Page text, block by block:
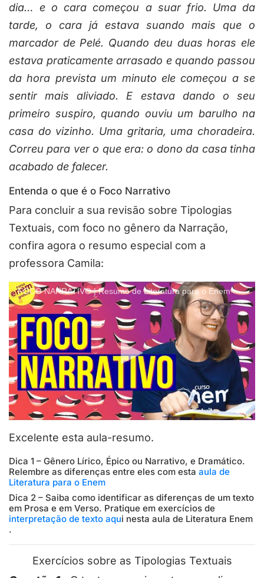
dia… e o cara começou a suar frio. Uma da
tarde, o cara já estava suando mais que o
marcador de Pelé. Quando deu duas horas ele
estava praticamente arrasado e quando passou
da hora prevista um minuto ele começou a se
sentir mais aliviado. E estava dando o seu
primeiro suspiro, quando ouviu um barulho na
casa do vizinho. Uma gritaria, uma choradeira.
Correu para ver o que era: o dono da casa tinha
acabado de falecer.
Entenda o que é o Foco Narrativo
Para concluir a sua revisão sobre Tipologias
Textuais, com foco no gênero da Narração,
confira agora o resumo especial com a
professora Camila:
FOCO NARRATIVO | Resumo de Literatura para o Enem
Excelente esta aula-resumo.
Dica 1 – Gênero Lírico, Épico ou Narrativo, e Dramático.
Relembre as diferenças entre eles com esta aula de
Literatura para o Enem
Dica 2 – Saiba como identificar as diferenças de um texto
em Prosa e em Verso. Pratique em exercícios de
interpretação de texto aqui nesta aula de Literatura Enem
.
Exercícios sobre as Tipologias Textuais